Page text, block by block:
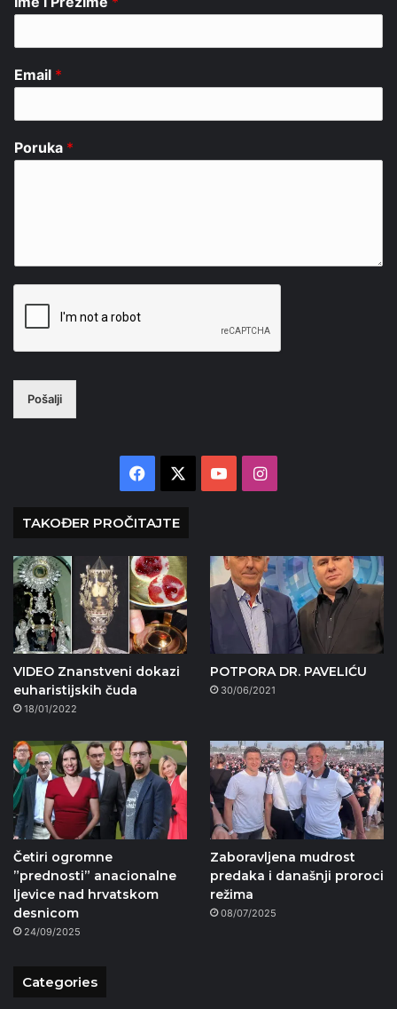
Email *
Poruka *
Pošalji
Facebook YouTubeInstagram
TAKOĐER PROČITAJTE
VIDEO Znanstveni dokazi
euharistijskih čuda
18/01/2022
POTPORA DR. PAVELIĆU
30/06/2021
Četiri ogromne
”prednosti” anacionalne
ljevice nad hrvatskom
desnicom
24/09/2025
Zaboravljena mudrost
predaka i današnji proroci
režima
08/07/2025
Categories